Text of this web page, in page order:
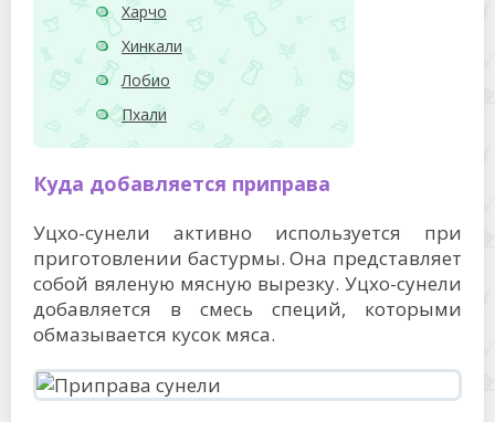
Харчо
Хинкали
Лобио
Пхали
Куда добавляется приправа
Уцхо-сунели активно используется при
приготовлении бастурмы. Она представляет
собой вяленую мясную вырезку. Уцхо-сунели
добавляется в смесь специй, которыми
обмазывается кусок мяса.